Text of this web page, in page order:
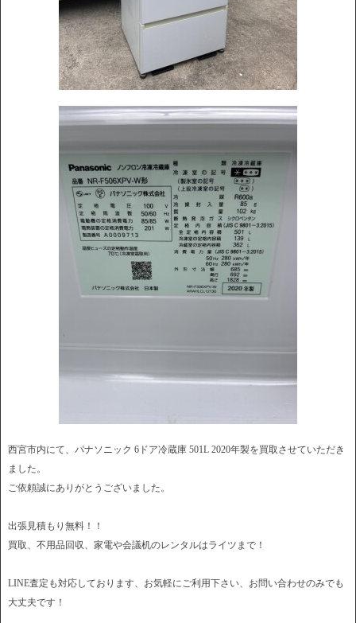
西宮市内にて、パナソニック 6ドア冷蔵庫 501L 2020年製を買取させていただき
ました。
ご依頼誠にありがとうございました。
出張見積もり無料！！
買取、不用品回収、家電や会議机のレンタルはライツまで！
LINE査定も対応しております、お気軽にご利用下さい、お問い合わせのみでも
大丈夫です！